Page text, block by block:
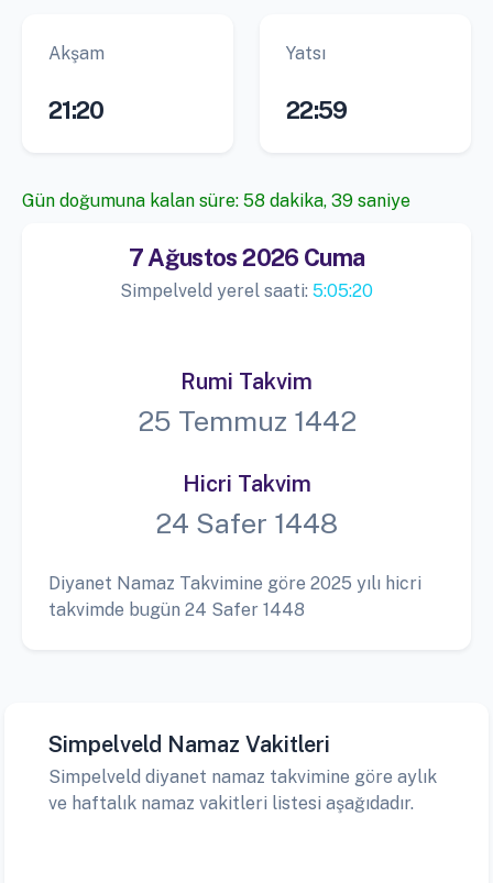
Akşam
21:20
Yatsı
22:59
Gün doğumuna kalan süre: 58 dakika, 38 saniye
7 Ağustos 2026 Cuma
Simpelveld yerel saati:5:05:21
Rumi Takvim
25 Temmuz 1442
Hicri Takvim
24 Safer 1448
Diyanet Namaz Takvimine göre 2025 yılı hicri
takvimde bugün 24 Safer 1448
Simpelveld Namaz Vakitleri
Simpelveld diyanet namaz takvimine göre aylık
ve haftalık namaz vakitleri listesi aşağıdadır.